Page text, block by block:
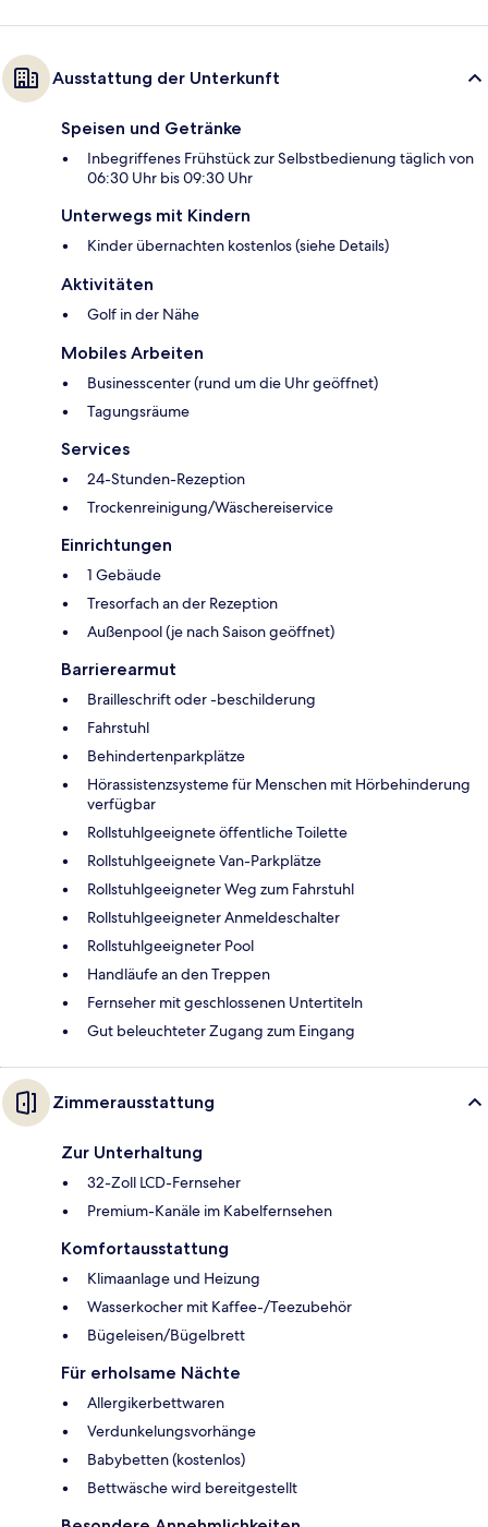
Ausstattung der Unterkunft
Speisen und Getränke
Inbegriffenes Frühstück zur Selbstbedienung täglich von
06:30 Uhr bis 09:30 Uhr
Unterwegs mit Kindern
Kinder übernachten kostenlos (siehe Details)
Aktivitäten
Golf in der Nähe
Mobiles Arbeiten
Businesscenter (rund um die Uhr geöffnet)
Tagungsräume
Services
24-Stunden-Rezeption
Trockenreinigung/Wäschereiservice
Einrichtungen
1 Gebäude
Tresorfach an der Rezeption
Außenpool (je nach Saison geöffnet)
Barrierearmut
Brailleschrift oder -beschilderung
Fahrstuhl
Behindertenparkplätze
Hörassistenzsysteme für Menschen mit Hörbehinderung
verfügbar
Rollstuhlgeeignete öffentliche Toilette
Rollstuhlgeeignete Van-Parkplätze
Rollstuhlgeeigneter Weg zum Fahrstuhl
Rollstuhlgeeigneter Anmeldeschalter
Rollstuhlgeeigneter Pool
Handläufe an den Treppen
Fernseher mit geschlossenen Untertiteln
Gut beleuchteter Zugang zum Eingang
Zimmerausstattung
Zur Unterhaltung
32-Zoll LCD-Fernseher
Premium-Kanäle im Kabelfernsehen
Komfortausstattung
Klimaanlage und Heizung
Wasserkocher mit Kaffee-/Teezubehör
Bügeleisen/Bügelbrett
Für erholsame Nächte
Allergikerbettwaren
Verdunkelungsvorhänge
Babybetten (kostenlos)
Bettwäsche wird bereitgestellt